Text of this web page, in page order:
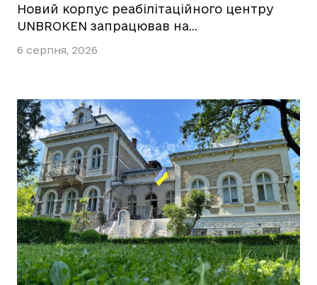
Новий корпус реабілітаційного центру
UNBROKEN запрацював на…
6 серпня, 2026